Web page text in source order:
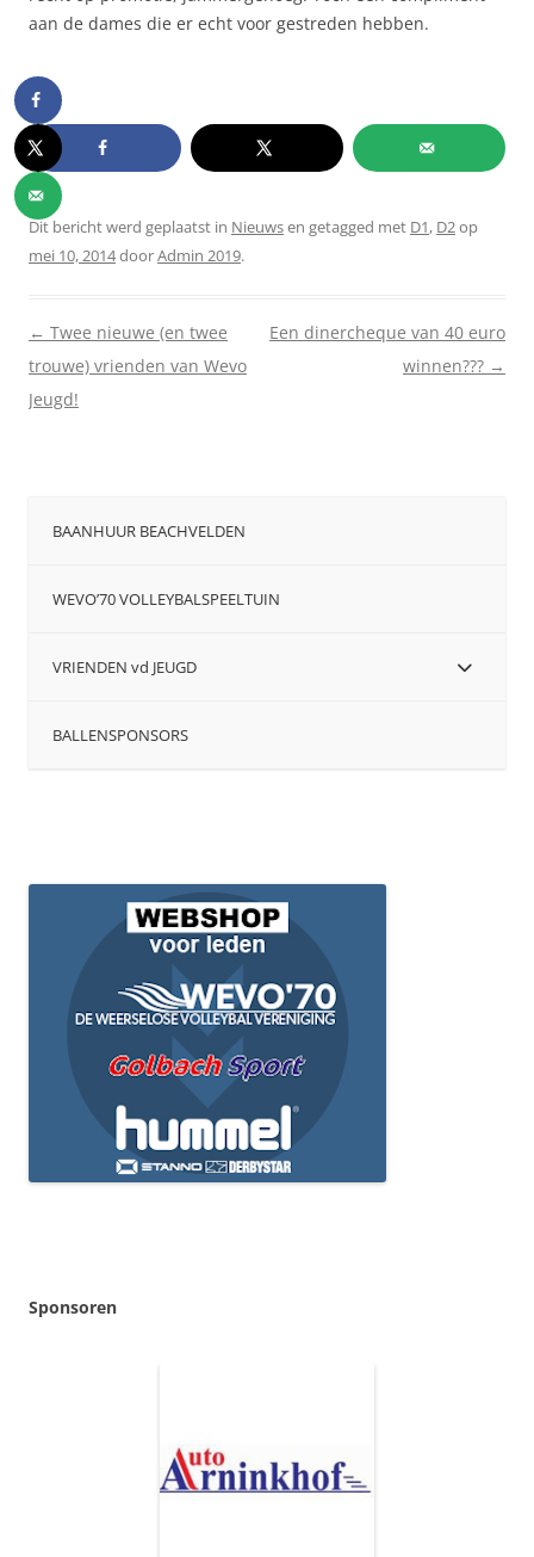
aan de dames die er echt voor gestreden hebben.
Dit bericht werd geplaatst in Nieuwsen getagged met D1, D2op
mei 10, 2014doorAdmin 2019.
Berichtnavigatie
← Twee nieuwe (en twee
trouwe) vrienden van Wevo
Jeugd!
Een dinercheque van 40 euro
winnen??? →
BAANHUUR BEACHVELDEN
WEVO’70 VOLLEYBALSPEELTUIN
VRIENDEN vd JEUGD
BALLENSPONSORS
Sponsoren